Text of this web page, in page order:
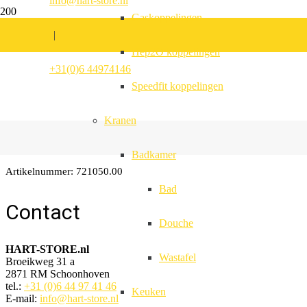
|
+31(0)6 44974146
Gaskoppelingen
Hep2O koppelingen
Speedfit koppelingen
Kranen
Badkamer
Bad
Douche
Wastafel
Keuken
Caravanwiel 500-8
Artikelnummer: 721050.00
Contact
HART-STORE.nl
Broeikweg 31 a
2871 RM Schoonhoven
tel.: +31 (0)6 44 97 41 46
E-mail: info@hart-store.nl